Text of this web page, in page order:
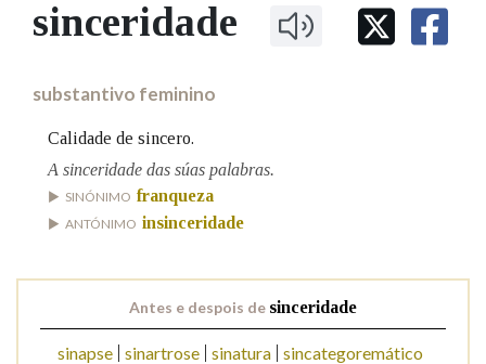
IDENTIDADE CORPORATIVA
MARCIAL DEL ADALID
FIGURAS HOMENAXEADAS
PORTAL DAS PALABRAS
Facebook
TwitterYoutubeInstagram
Bluesky
BUSCAR NOS LEMAS
BUSCAR NO CONTIDO
sinceridade
substantivo feminino
Calidade de sincero.
A sinceridade das súas palabras.
SINÓNIMO franqueza
ANTÓNIMO insinceridade
Antes e despois de sinceridade
sinapse sinartrose sinatura sincategoremático